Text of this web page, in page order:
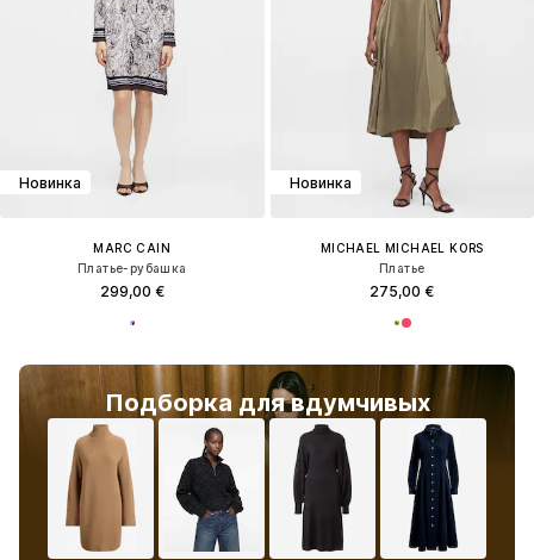
Новинка
MARC CAIN
Платье-рубашка
299,00 €
Подборка для вдумчивых
Новинка
MICHAEL MICHAEL KORS
Платье
275,00 €